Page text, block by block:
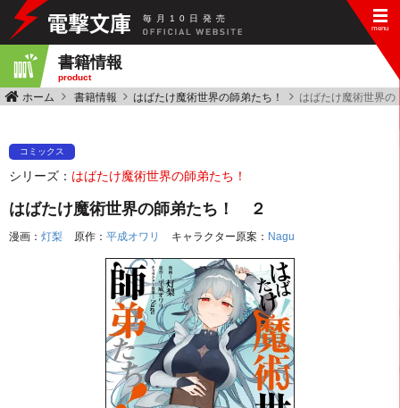
毎 月 10 日 発 売
書籍情報
product
ホーム 書籍情報 はばたけ魔術世界の師弟たち！ はばたけ魔術世界
コミックス
シリーズ： はばたけ魔術世界の師弟たち！
はばたけ魔術世界の師弟たち！ ２
漫画： 灯梨 原作： 平成オワリ キャラクター原案： Nagu